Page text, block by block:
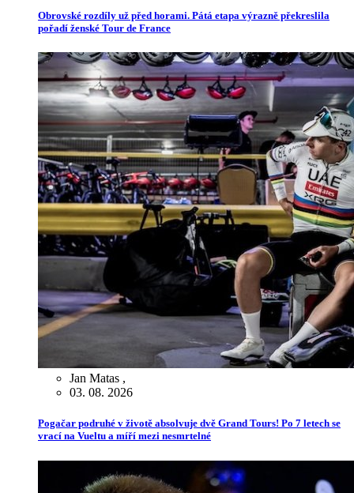
Obrovské rozdíly už před horami. Pátá etapa výrazně překreslila
pořadí ženské Tour de France
Jan Matas ,
03. 08. 2026
Pogačar podruhé v životě absolvuje dvě Grand Tours! Po 7 letech se
vrací na Vueltu a míří mezi nesmrtelné